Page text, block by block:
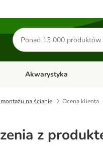
Szukaj
produktów
Otwórz menu kategorii:
Akwarystyka
na ścianie Ocena klienta
z